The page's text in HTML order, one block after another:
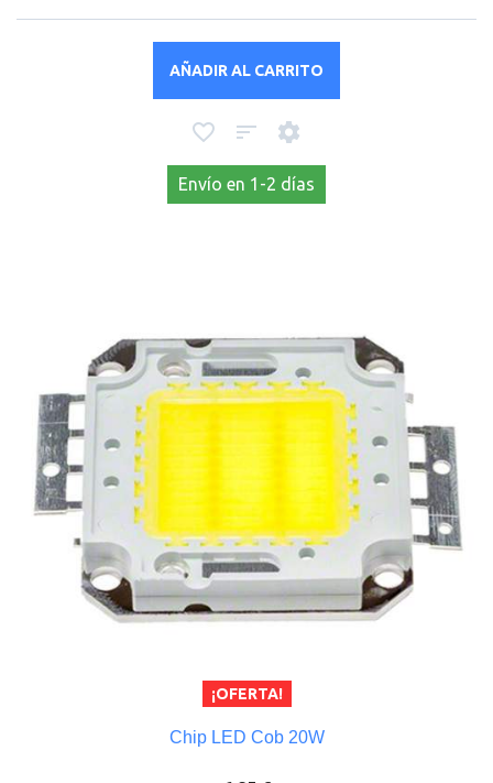
AÑADIR AL CARRITO
Envío en 1-2 días
¡OFERTA!
Chip LED Cob 20W